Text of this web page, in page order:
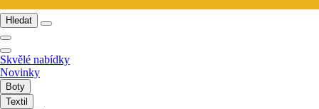
Hledat
Skvělé nabídky
Novinky
Boty
Textil